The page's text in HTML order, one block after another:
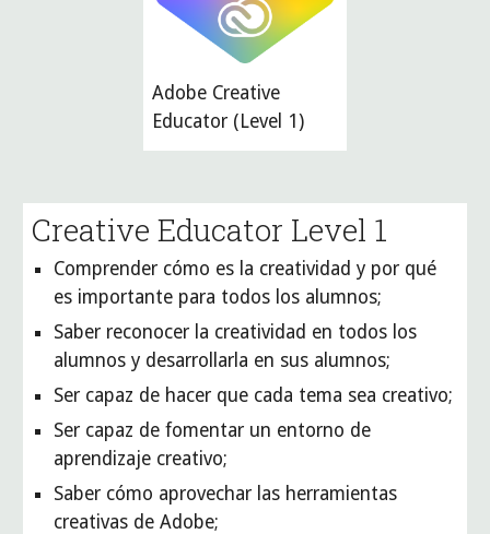
Adobe Creative
Educator ( Level 1)
Creative Educator Level 1
Comprender cómo es la creatividad y por qué
es importante para todos los alumnos;
Saber reconocer la creatividad en todos los
alumnos y desarrollarla en sus alumnos;
Ser capaz de hacer que cada tema sea creativo;
Ser capaz de fomentar un entorno de
aprendizaje creativo;
Saber cómo aprovechar las herramientas
creativas de Adobe;